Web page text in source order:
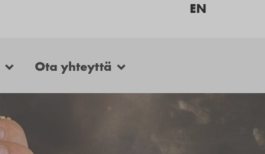
EN
Ota yhteyttä